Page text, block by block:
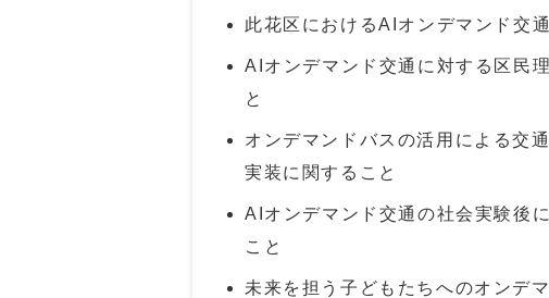
此花区におけるAIオンデマンド交
AIオンデマンド交通に対する区民
と
オンデマンドバスの活用による交
実装に関すること
AIオンデマンド交通の社会実験後
こと
未来を担う子どもたちへのオンデ